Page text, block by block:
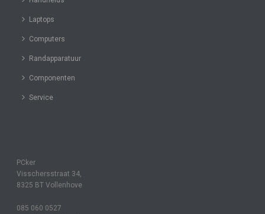
Laptops
Computers
Randapparatuur
Componenten
Service
PCker
Visschersstraat 34,
8325 BT Vollenhove
085 060 0527